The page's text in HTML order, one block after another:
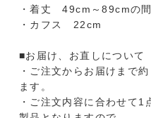
・着丈 49cm～89cmの
・カフス 22cm
■お届け、お直しについて
・ご注文からお届けまで
ます。
・ご注文内容に合わせて1